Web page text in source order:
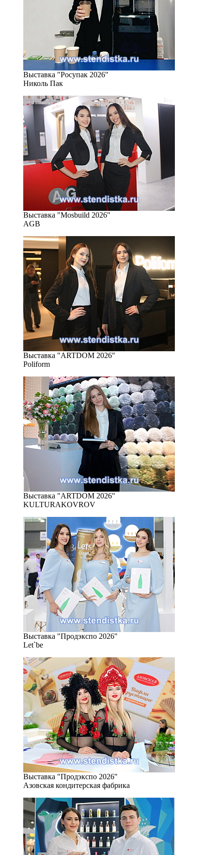
Выставка "Росупак 2026"
Николь Пак
Выставка "Mosbuild 2026"
AGB
Выставка "ARTDOM 2026"
Poliform
Выставка "ARTDOM 2026"
KULTURAKOVROV
Выставка "Продэкспо 2026"
Let`be
Выставка "Продэкспо 2026"
Азовская кондитерская фабрика